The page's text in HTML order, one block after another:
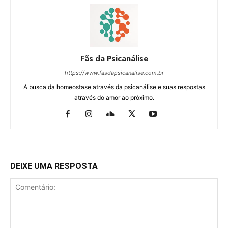
Fãs da Psicanálise
https://www.fasdapsicanalise.com.br
A busca da homeostase através da psicanálise e suas respostas
através do amor ao próximo.
DEIXE UMA RESPOSTA